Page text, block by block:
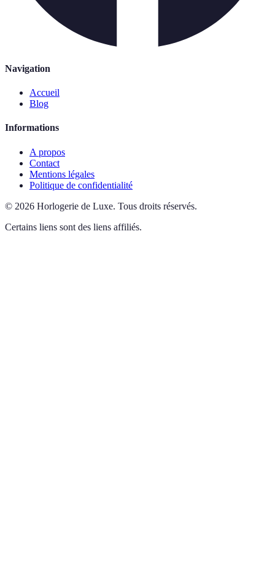
Navigation
Accueil
Blog
Informations
A propos
Contact
Mentions légales
Politique de confidentialité
© 2026 Horlogerie de Luxe. Tous droits réservés.
Certains liens sont des liens affiliés.